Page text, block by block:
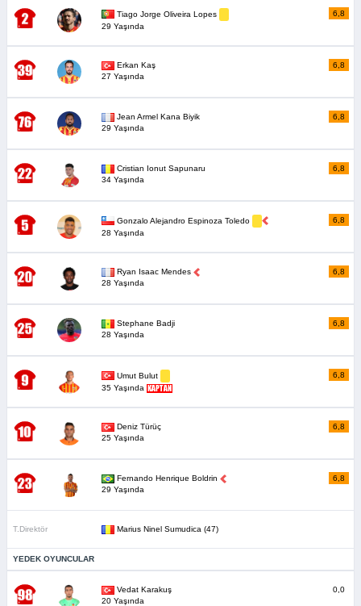
Tiago Jorge Oliveira Lopes
29 Yaşında
6,8
Erkan Kaş
27 Yaşında
6,8
Jean Armel Kana Biyik
29 Yaşında
6,8
Cristian Ionut Sapunaru
34 Yaşında
6,8
Gonzalo Alejandro Espinoza Toledo
28 Yaşında
6,8
Ryan Isaac Mendes
28 Yaşında
6,8
Stephane Badji
28 Yaşında
6,8
Umut Bulut
35 Yaşında
6,8
Deniz Türüç
25 Yaşında
6,8
Fernando Henrique Boldrin
29 Yaşında
6,8
T.Direktör Marius Ninel Sumudica (47)
YEDEK OYUNCULAR
Vedat Karakuş
20 Yaşında
0,0